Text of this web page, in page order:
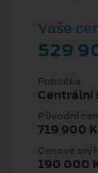
Vaše
529
Pobočka
Centrální
Původní
719 900
Cenové
190 000